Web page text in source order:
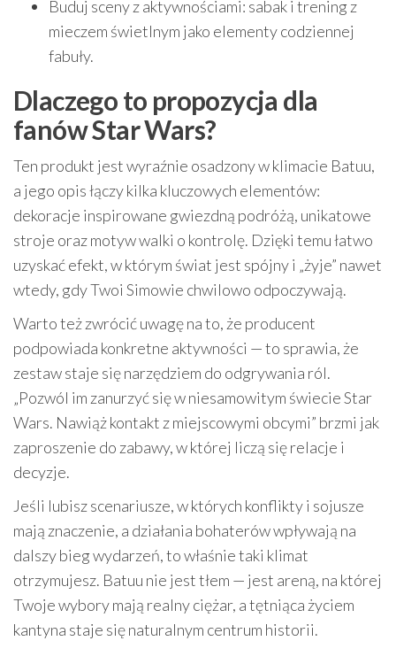
Buduj sceny z aktywnościami: sabak i trening z
mieczem świetlnym jako elementy codziennej
fabuły.
Dlaczego to propozycja dla
fanów Star Wars?
Ten produkt jest wyraźnie osadzony w klimacie Batuu,
a jego opis łączy kilka kluczowych elementów:
dekoracje inspirowane gwiezdną podróżą, unikatowe
stroje oraz motyw walki o kontrolę. Dzięki temu łatwo
uzyskać efekt, w którym świat jest spójny i „żyje” nawet
wtedy, gdy Twoi Simowie chwilowo odpoczywają.
Warto też zwrócić uwagę na to, że producent
podpowiada konkretne aktywności — to sprawia, że
zestaw staje się narzędziem do odgrywania ról.
„Pozwól im zanurzyć się w niesamowitym świecie Star
Wars. Nawiąż kontakt z miejscowymi obcymi” brzmi jak
zaproszenie do zabawy, w której liczą się relacje i
decyzje.
Jeśli lubisz scenariusze, w których konflikty i sojusze
mają znaczenie, a działania bohaterów wpływają na
dalszy bieg wydarzeń, to właśnie taki klimat
otrzymujesz. Batuu nie jest tłem — jest areną, na której
Twoje wybory mają realny ciężar, a tętniąca życiem
kantyna staje się naturalnym centrum historii.